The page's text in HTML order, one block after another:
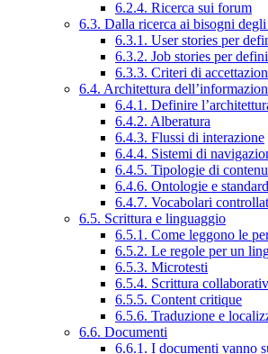
6.2.4. Ricerca sui forum
6.3. Dalla ricerca ai bisogni
6.3.1. User stories per
6.3.2. Job stories per
6.3.3. Criteri di
6.4. Architettura
6.4.1. Definire
6.4.2. Alberatura
6.4.3. Flussi di interazione
6.4.4. Sistemi di
6.4.5. Tipologie di
6.4.6. Ontologie e standard
6.4.7. Vocabolari
6.5. Scrittura e linguaggio
6.5.1. Come leggono le
6.5.2. Le regole per un
6.5.3. Microtesti
6.5.4. Scrittura
6.5.5. Content critique
6.5.6. Traduzione e
6.6. Documenti
6.6.1. I documenti vanno